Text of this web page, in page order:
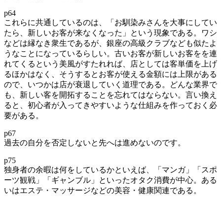
p64
これらに共通しているのは、「お馴染みさんを大事にしてい
たら、新しいお客が来なくなった」という現象である。ワシ
などは縁なき衆生であるが、銀座の高級クラブなども似たよ
うなことになっているらしい。古いお客が新しいお客をを連
れてくるという美風がすたれれば、店としては客単価を上げ
るほかはなく、そうするとお客が使える金額には上限がある
ので、いつかは店が衰退していく道理である。どんな業界で
も、新しい客を開拓することを忘れてはならない。言い換え
ると、初心者が入ってきやすいような仕組みを作っておく必
要がある。
p67
過去の自分を否定しないと先へは進めないのです。
p75
独身者の余暇は何をしているかといえば、「マンガ」「スポ
ーツ観戦」「ギャンブル」といったオタク消費が中心。ある
いはエステ・マッサージなどの美容・健康関連である。